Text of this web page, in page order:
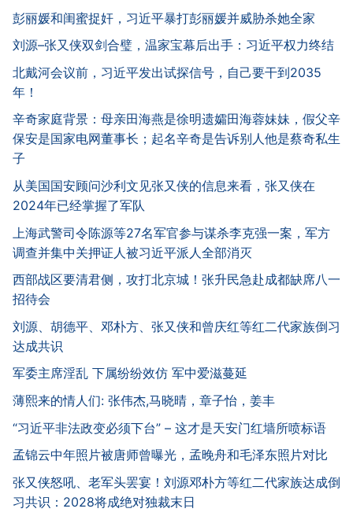
彭丽媛和闺蜜捉奸，习近平暴打彭丽媛并威胁杀她全家
刘源–张又侠双剑合璧，温家宝幕后出手：习近平权力终结
北戴河会议前，习近平发出试探信号，自己要干到2035
年！
辛奇家庭背景：母亲田海燕是徐明遗孀田海蓉妹妹，假父辛
保安是国家电网董事长；起名辛奇是告诉别人他是蔡奇私生
子
从美国国安顾问沙利文见张又侠的信息来看，张又侠在
2024年已经掌握了军队
上海武警司令陈源等27名军官参与谋杀李克强一案，军方
调查并集中关押证人被习近平派人全部消灭
西部战区要清君侧，攻打北京城！张升民急赴成都缺席八一
招待会
刘源、胡德平、邓朴方、张又侠和曾庆红等红二代家族倒习
达成共识
军委主席淫乱 下属纷纷效仿 军中爱滋蔓延
薄熙来的情人们: 张伟杰,马晓晴，章子怡，姜丰
“习近平非法政变必须下台” – 这才是天安门红墙所喷标语
孟锦云中年照片被唐师曾曝光，孟晚舟和毛泽东照片对比
张又侠怒吼、老军头罢宴！刘源邓朴方等红二代家族达成倒
习共识：2028将成绝对独裁末日